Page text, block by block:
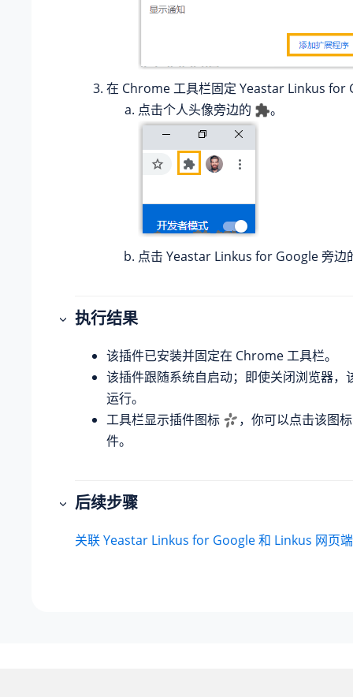
在 Chrome 工具栏固定 Yeastar Linkus for
点击个人头像旁边的
。
点击 Yeastar Linkus for Google 旁边
执行结果
该插件已安装并固定在 Chrome 工具栏。
该插件跟随系统自启动；即使关闭浏览器，
运行。
工具栏显示插件图标
，你可以点击该图
件。
后续步骤
关联 Yeastar Linkus for Google 和 Linkus 网页端